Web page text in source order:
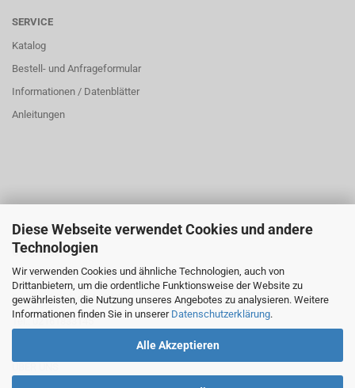
Diese Webseite verwendet Cookies und andere
Technologien
Wir verwenden Cookies und ähnliche Technologien, auch von
Drittanbietern, um die ordentliche Funktionsweise der Website zu
gewährleisten, die Nutzung unseres Angebotes zu analysieren. Weitere
Informationen finden Sie in unserer Datenschutzerklärung.
Alle Akzeptieren
SERVICE
Katalog
Bestell- und Anfrageformular
Informationen / Datenblätter
Anleitungen
ÜBER UNS
Öffnungszeiten:
Montag bis Donnerstag: 8:00 bis 16:00 Uhr
Freitag: 8:00 bis 14:00 Uhr
Tel.: 02161833145